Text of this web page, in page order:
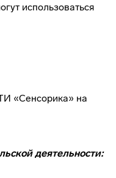
использоваться
«Сенсорика» на
деятельности: